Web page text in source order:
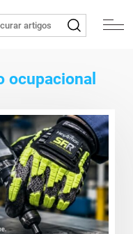
ocupacional